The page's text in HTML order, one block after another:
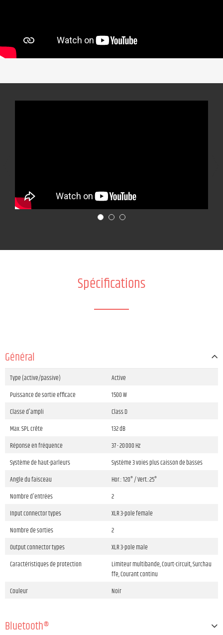
Spécifications
Général
Type (active/passive)
Active
Puissance de sortie efficace
1500 W
Classe d'ampli
Class D
Max. SPL crête
132 dB
Réponse en fréquence
37 - 20 000 Hz
Système de haut-parleurs
Système 3 voies plus caisson de basses
Angle du faisceau
Hor.: 120° / Vert.:25°
Nombre d'entrées
2
Input connector types
XLR 3-pole female
Nombre de sorties
2
Output connector types
XLR 3-pole male
Caractéristiques de protection
Limiteur multibande, Court-circuit, Surchau
ffe, Courant continu
Couleur
Noir
Bluetooth®